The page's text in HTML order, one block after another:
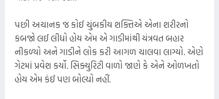
પછી અચાનક જ કોઈ ચુંબકીય શક્તિએ એના શરીરનો
કબજો લઈ લીધો હોય એમ એ ગાડીમાંથી યંત્રવત બહાર
નીકળ્યો અને ગાડીને લોક કરી આગળ ચાલવા લાગ્યો. એણે
ગેટમાં પ્રવેશ કર્યો. સિક્યુરિટી વાળો જાણે કે એને ઓળખતો
હોય એમ કંઈ પણ બોલ્યો નહીં.